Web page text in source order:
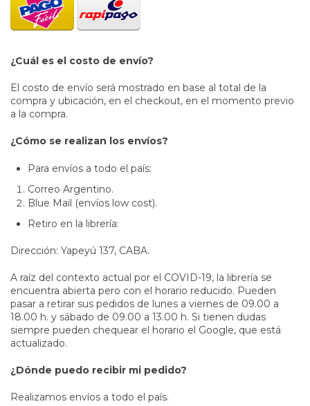
¿Cuál es el costo de envío?
El costo de envío será mostrado en base al total de la
compra y ubicación, en el checkout, en el momento previo
a la compra.
¿Cómo se realizan los envíos?
Para envíos a todo el país:
Correo Argentino.
Blue Mail (envíos low cost).
Retiro en la librería:
Dirección: Yapeyú 137, CABA.
A raíz del contexto actual por el COVID-19, la librería se
encuentra abierta pero con el horario reducido. Pueden
pasar a retirar sus pedidos de lunes a viernes de 09.00 a
18.00 h. y sábado de 09.00 a 13.00 h. Si tienen dudas
siempre pueden chequear el horario el Google, que está
actualizado.
¿Dónde puedo recibir mi pedido?
Realizamos envíos a todo el país.